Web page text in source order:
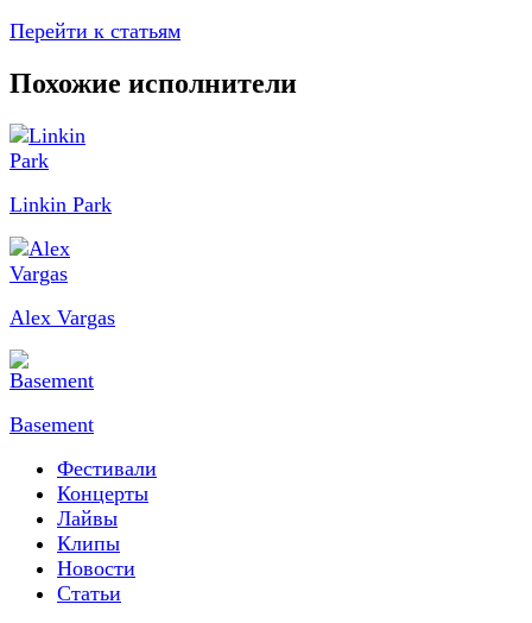
Перейти к статьям
Похожие исполнители
Linkin Park
Alex Vargas
Basement
Фестивали
Концерты
Лайвы
Клипы
Новости
Статьи